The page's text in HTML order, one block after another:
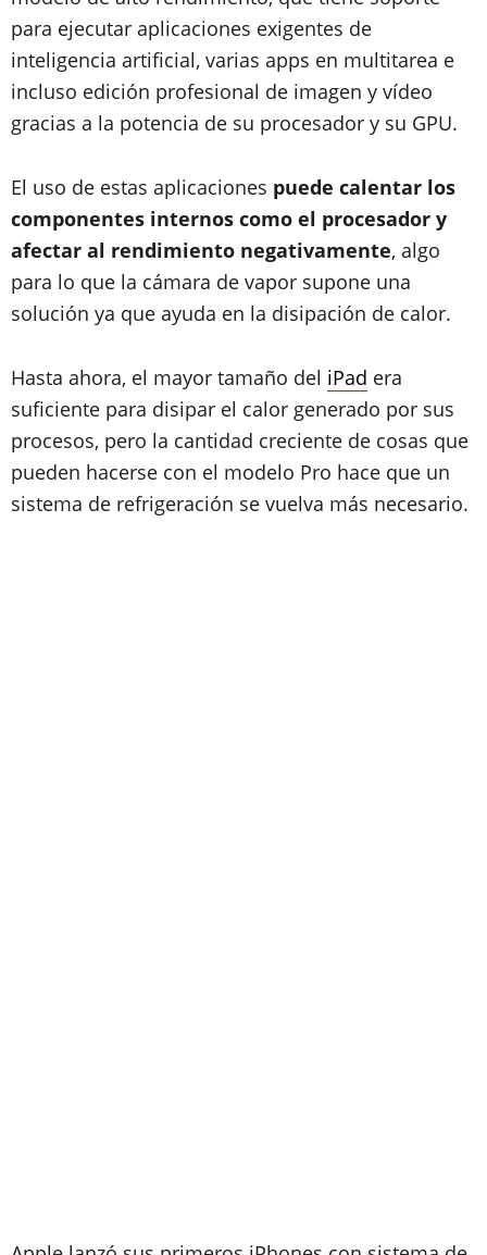
para ejecutar aplicaciones exigentes de
inteligencia artificial, varias apps en multitarea e
incluso edición profesional de imagen y vídeo
gracias a la potencia de su procesador y su GPU.
El uso de estas aplicaciones puede calentar los
componentes internos como el procesador y
afectar al rendimiento negativamente, algo
para lo que la cámara de vapor supone una
solución ya que ayuda en la disipación de calor.
Hasta ahora, el mayor tamaño del iPad era
suficiente para disipar el calor generado por sus
procesos, pero la cantidad creciente de cosas que
pueden hacerse con el modelo Pro hace que un
sistema de refrigeración se vuelva más necesario.